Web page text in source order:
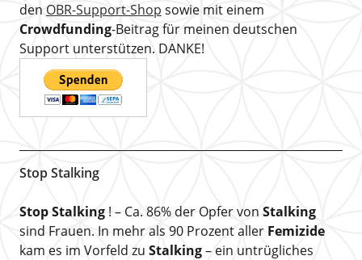
den OBR-Support-Shop sowie mit einem
Crowdfunding-Beitrag für meinen deutschen
Support unterstützen. DANKE!
Stop Stalking
Stop Stalking! – Ca. 86% der Opfer von Stalking
sind Frauen. In mehr als 90 Prozent aller Femizide
kam es im Vorfeld zu Stalking– ein untrügliches